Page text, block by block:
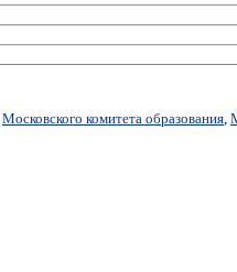
Московского комитета образования,